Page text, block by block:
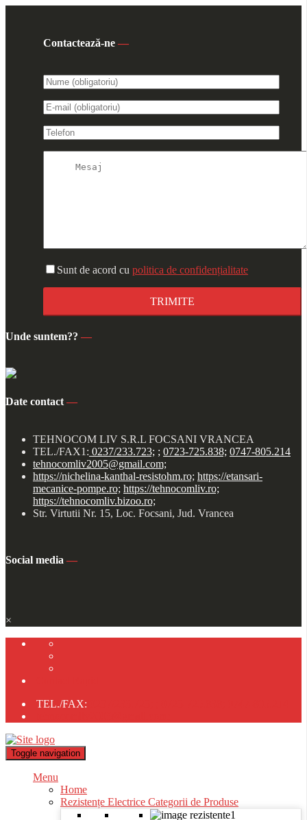
Contactează-ne —
Sunt de acord cu politica de confidențialitate
Unde suntem?? —
Date contact —
TEHNOCOM LIV S.R.L FOCSANI VRANCEA
TEL./FAX1: 0237/233.723; ; 0723-725.838; 0747-805.214
tehnocomliv2005@gmail.com;
https://nichelina-kanthal-resistohm.ro; https://etansari-
mecanice-pompe.ro; https://tehnocomliv.ro;
https://tehnocomliv.bizoo.ro;
Str. Virtutii Nr. 15, Loc. Focsani, Jud. Vrancea
Social media —
×
TEL./FAX:
Toggle navigation
Menu
Home
Rezistențe Electrice Categorii de Produse